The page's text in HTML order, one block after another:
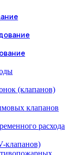
клапанов)